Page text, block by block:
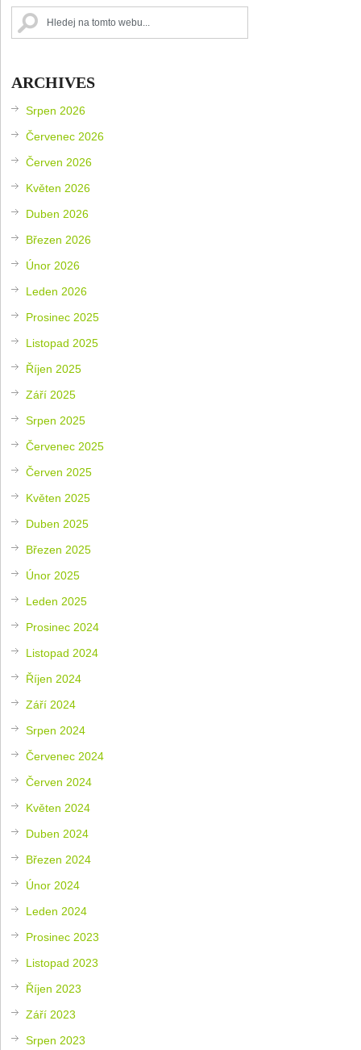
ARCHIVES
Srpen 2026
Červenec 2026
Červen 2026
Květen 2026
Duben 2026
Březen 2026
Únor 2026
Leden 2026
Prosinec 2025
Listopad 2025
Říjen 2025
Září 2025
Srpen 2025
Červenec 2025
Červen 2025
Květen 2025
Duben 2025
Březen 2025
Únor 2025
Leden 2025
Prosinec 2024
Listopad 2024
Říjen 2024
Září 2024
Srpen 2024
Červenec 2024
Červen 2024
Květen 2024
Duben 2024
Březen 2024
Únor 2024
Leden 2024
Prosinec 2023
Listopad 2023
Říjen 2023
Září 2023
Srpen 2023